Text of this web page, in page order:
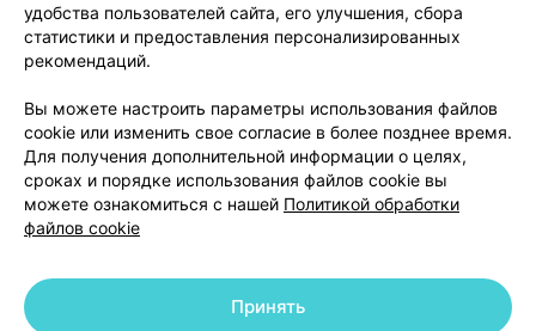
Размещение рекламы
Медицинский маркетинг
Публичный договор
Доставка
Способы оплаты
Вакансии
Партнеры
Написать руководителю 103.by
Написать в поддержку
Персональные настройки Cookie
удобства пользователей сайта, его улучшения, сбора
статистики и предоставления персонализированных
рекомендаций.
Вы можете настроить параметры использования файлов
cookie или изменить свое согласие в более позднее время.
Для получения дополнительной информации о целях,
сроках и порядке использования файлов cookie вы
можете ознакомиться с нашей Политикой обработки
файлов cookie
Принять